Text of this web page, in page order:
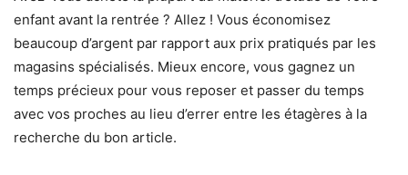
enfant avant la rentrée ? Allez ! Vous économisez
beaucoup d’argent par rapport aux prix pratiqués par les
magasins spécialisés. Mieux encore, vous gagnez un
temps précieux pour vous reposer et passer du temps
avec vos proches au lieu d’errer entre les étagères à la
recherche du bon article.